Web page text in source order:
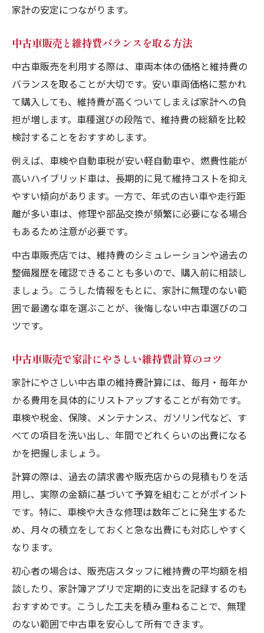
家計の安定につながります。
中古車販売と維持費バランスを取る方法
中古車販売を利用する際は、車両本体の価格と維持費の
バランスを取ることが大切です。安い車両価格に惹かれ
て購入しても、維持費が高くついてしまえば家計への負
担が増します。車種選びの段階で、維持費の総額を比較
検討することをおすすめします。
例えば、車検や自動車税が安い軽自動車や、燃費性能が
高いハイブリッド車は、長期的に見て維持コストを抑え
やすい傾向があります。一方で、年式の古い車や走行距
離が多い車は、修理や部品交換が頻繁に必要になる場合
もあるため注意が必要です。
中古車販売店では、維持費のシミュレーションや過去の
整備履歴を確認できることも多いので、購入前に相談し
ましょう。こうした情報をもとに、家計に無理のない範
囲で最適な車を選ぶことが、後悔しない中古車選びのコ
ツです。
中古車販売で家計にやさしい維持費計算のコツ
家計にやさしい中古車の維持費計算には、毎月・毎年か
かる費用を具体的にリストアップすることが有効です。
車検や税金、保険、メンテナンス、ガソリン代など、す
べての項目を洗い出し、年間でどれくらいの出費になる
かを把握しましょう。
計算の際は、過去の請求書や販売店からの見積もりを活
用し、実際の金額に基づいて予算を組むことがポイント
です。特に、車検や大きな修理は数年ごとに発生するた
め、月々の積立をしておくと急な出費にも対応しやすく
なります。
初心者の場合は、販売店スタッフに維持費の平均額を相
談したり、家計簿アプリで定期的に支出を記録するのも
おすすめです。こうした工夫を積み重ねることで、無理
のない範囲で中古車を安心して所有できます。